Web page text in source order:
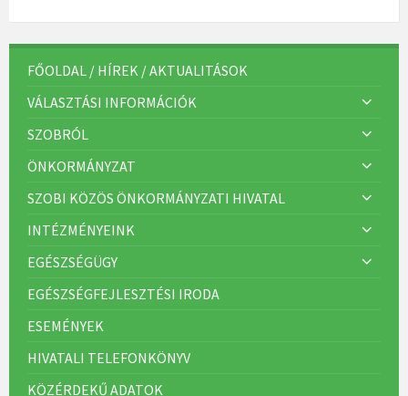
FŐOLDAL / HÍREK / AKTUALITÁSOK
VÁLASZTÁSI INFORMÁCIÓK
SZOBRÓL
ÖNKORMÁNYZAT
SZOBI KÖZÖS ÖNKORMÁNYZATI HIVATAL
INTÉZMÉNYEINK
EGÉSZSÉGÜGY
EGÉSZSÉGFEJLESZTÉSI IRODA
ESEMÉNYEK
HIVATALI TELEFONKÖNYV
KÖZÉRDEKŰ ADATOK